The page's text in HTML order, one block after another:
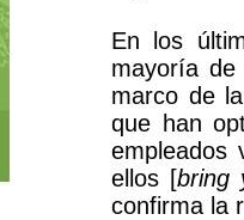
En los
mayoría
marco de
que han
empleados
ellos [bring
confirma la